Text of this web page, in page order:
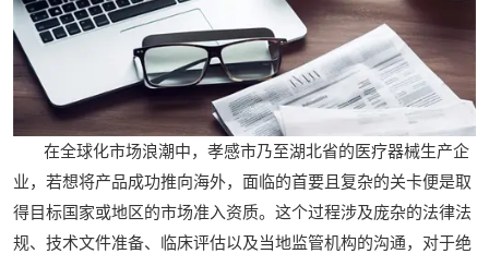
在全球化市场浪潮中，孝感市乃至湖北省的医疗器械生产企
业，若想将产品成功推向海外，面临的首要且复杂的关卡便是取
得目标国家或地区的市场准入资质。这个过程涉及庞杂的法律法
规、技术文件准备、临床评估以及当地监管机构的沟通，对于绝